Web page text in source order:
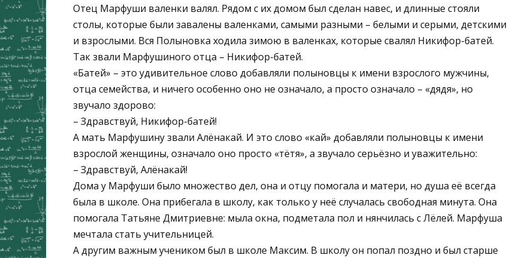
Отец Марфуши валенки валял. Рядом с их домом был сделан навес, и длинные стояли
столы, которые были завалены валенками, самыми разными – белыми и серыми, детскими
и взрослыми. Вся Полыновка ходила зимою в валенках, которые свалял Никифор-батей.
Так звали Марфушиного отца – Никифор-батей.
«Батей» – это удивительное слово добавляли полыновцы к имени взрослого мужчины,
отца семейства, и ничего особенно оно не означало, а просто означало – «дядя», но
звучало здорово:
– Здравствуй, Никифор-батей!
А мать Марфушину звали Алёнакай. И это слово «кай» добавляли полыновцы к имени
взрослой женщины, означало оно просто «тётя», а звучало серьёзно и уважительно:
– Здравствуй, Алёнакай!
Дома у Марфуши было множество дел, она и отцу помогала и матери, но душа её всегда
была в школе. Она прибегала в школу, как только у неё случалась свободная минута. Она
помогала Татьяне Дмитриевне: мыла окна, подметала пол и нянчилась с Лёлей. Марфуша
мечтала стать учительницей.
А другим важным учеником был в школе Максим. В школу он попал поздно и был старше